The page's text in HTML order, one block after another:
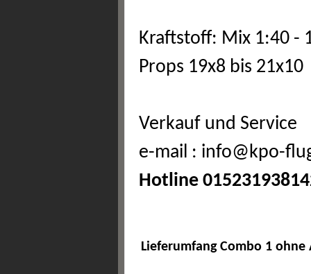
Kraftstoff: Mix 1:40 -
Props 19x8 bis 21x10
Verkauf und Service
e-mail : info@kpo-
Hotline
Lieferumfang Combo 1 ohne